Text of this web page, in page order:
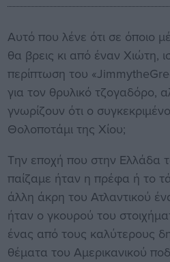
Αυτό που λένε ότι σε όποιο
θα βρεις κι από έναν Χιώτη,
περίπτωση του
για τον θρυλικό τζογαδόρο,
γνωρίζουν ότι ο
Θολοποτάμι της Χίου;
Την εποχή που στην Ελλάδα
παίζαμε ήταν η πρέφα ή το
άλλη άκρη του Ατλαντικού
ήταν ο γκουρού του
ένας από τους καλύτερους
θέματα του Αμερικανικού